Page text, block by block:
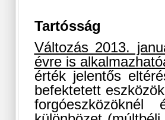
Tartósság
Változás 2013.
évre is
érték jelentős
befektetett